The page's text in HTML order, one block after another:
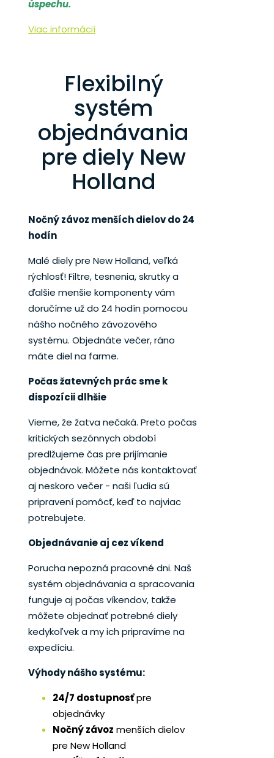
úspechu.
Viac informácií
Flexibilný
systém
objednávania
pre diely New
Holland
Nočný závoz menších dielov do 24
hodín
Malé diely pre New Holland, veľká
rýchlosť! Filtre, tesnenia, skrutky a
ďalšie menšie komponenty vám
doručíme už do 24 hodín pomocou
nášho nočného závozového
systému. Objednáte večer, ráno
máte diel na farme.
Počas žatevných prác sme k
dispozícii dlhšie
Vieme, že žatva nečaká. Preto počas
kritických sezónnych období
predlžujeme čas pre prijímanie
objednávok. Môžete nás kontaktovať
aj neskoro večer - naši ľudia sú
pripravení pomôcť, keď to najviac
potrebujete.
Objednávanie aj cez víkend
Porucha nepozná pracovné dni. Naš
systém objednávania a spracovania
funguje aj počas víkendov, takže
môžete objednať potrebné diely
kedykoľvek a my ich pripravíme na
expedíciu.
Výhody nášho systému:
24/7 dostupnosťpre
objednávky
Nočný závoz menších dielov
pre New Holland